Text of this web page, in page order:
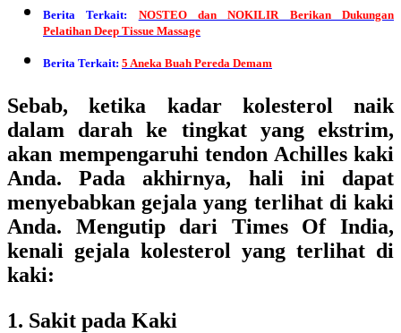
Berita Terkait: NOSTEO dan NOKILIR Berikan Dukungan
Pelatihan Deep Tissue Massage
Berita Terkait: 5 Aneka Buah Pereda Demam
Sebab, ketika kadar kolesterol naik
dalam darah ke tingkat yang ekstrim,
akan mempengaruhi tendon Achilles kaki
Anda. Pada akhirnya, hali ini dapat
menyebabkan gejala yang terlihat di kaki
Anda. Mengutip dari Times Of India,
kenali gejala kolesterol yang terlihat di
kaki:
1. Sakit pada Kaki